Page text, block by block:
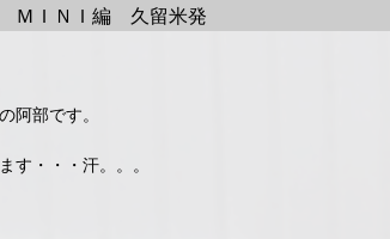
ＭＩＮＩ編 久留米発
の阿部です。
す・・・汗。。。